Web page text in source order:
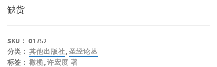
缺货
SKU： O1752
分类： 其他出版社,圣经论丛
标签： 橄榄,许宏度 著